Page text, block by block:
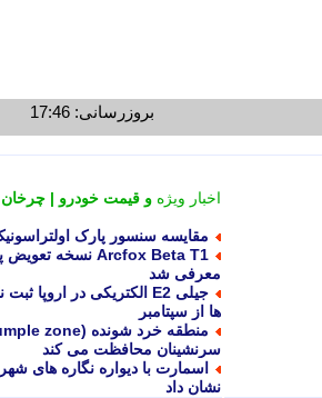
بروزرسانی: 17:46
اخبار ویژه و قیمت خودرو | چرخان
مقایسه سنسور پارک
معرفی شد
ها از سپتامبر
سرنشینان محافظت می کند
نشان داد